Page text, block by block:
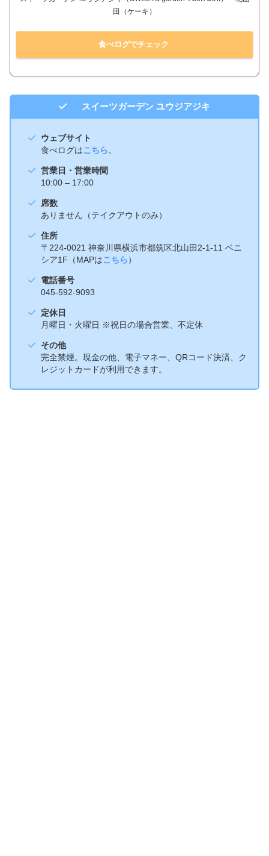
田（ケーキ）
食べログでチェック
スイーツガーデン ユウジアジキ
ウェブサイト
食べログはこちら。
営業日・営業時間
10:00 – 17:00
席数
ありません（テイクアウトのみ）
住所
〒224-0021 神奈川県横浜市都筑区北山田2-1-11 ベニ
シア1F（MAPはこちら）
電話番号
045-592-9093
定休日
月曜日・火曜日 ※祝日の場合営業、不定休
その他
完全禁煙。現金の他、電子マネー、QRコード決済、ク
レジットカードが利用できます。